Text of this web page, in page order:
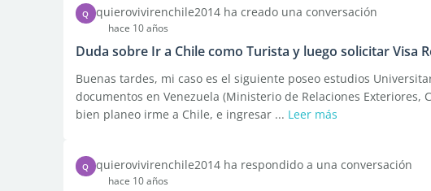
Q quierovivirenchile2014 ha creado una conversación
hace 10 años
Duda sobre Ir a Chile como Turista y luego solicitar Visa
Buenas tardes, mi caso es el siguiente poseo estudios
documentos en Venezuela (Ministerio de Relaciones Exteriores,
bien planeo irme a Chile, e ingresar ... Leer más
Q quierovivirenchile2014 ha respondido a una conversación
hace 10 años